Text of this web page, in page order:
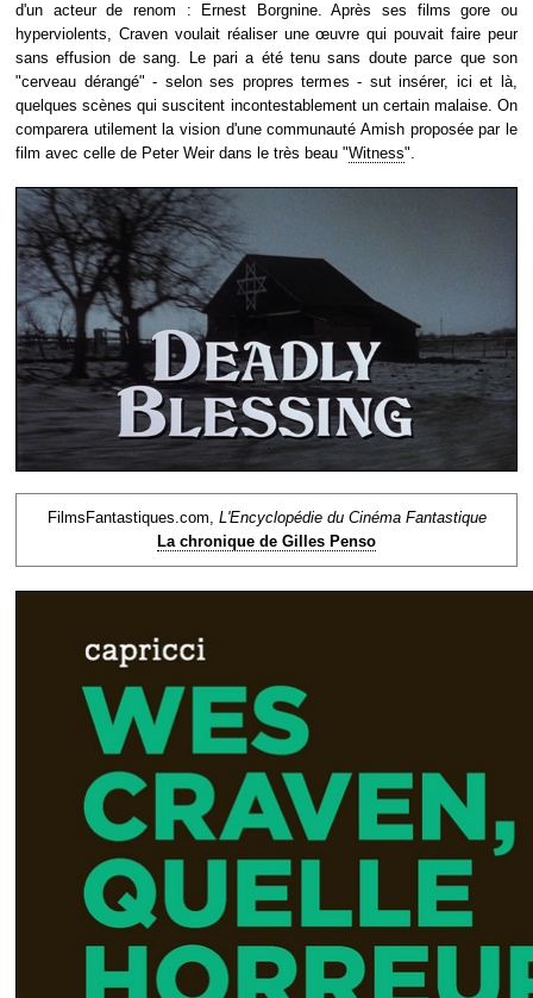
d'un acteur de renom : Ernest Borgnine. Après ses films gore ou
hyperviolents, Craven voulait réaliser une œuvre qui pouvait faire peur
sans effusion de sang. Le pari a été tenu sans doute parce que son
"cerveau dérangé" - selon ses propres termes - sut insérer, ici et là,
quelques scènes qui suscitent incontestablement un certain malaise. On
comparera utilement la vision d'une communauté Amish proposée par le
film avec celle de Peter Weir dans le très beau "Witness".
FilmsFantastiques.com, L'Encyclopédie du Cinéma Fantastique
La chronique de Gilles Penso